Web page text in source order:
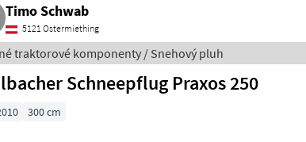
Timo Schwab
5121 Ostermiething
traktorové komponenty / Snehový pluh
Schneepflug Praxos 250
300 cm